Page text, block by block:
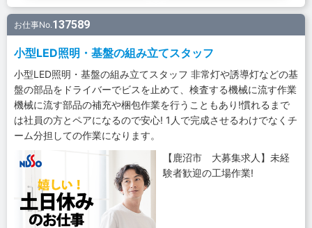
お仕事No.137589
小型LED照明・基盤の組み立てスタッフ
小型LED照明・基盤の組み立てスタッフ 非常灯や誘導灯などの基
盤の部品をドライバーでビスを止めて、検査する機械に流す作業
機械に流す部品の補充や梱包作業を行うこともあり!慣れるまで
は社員の方とペアになるので安心! 1人で完成させるわけでなくチ
ーム分担しての作業になります。
【鹿沼市 大募集求人】未経
験者歓迎の工場作業!